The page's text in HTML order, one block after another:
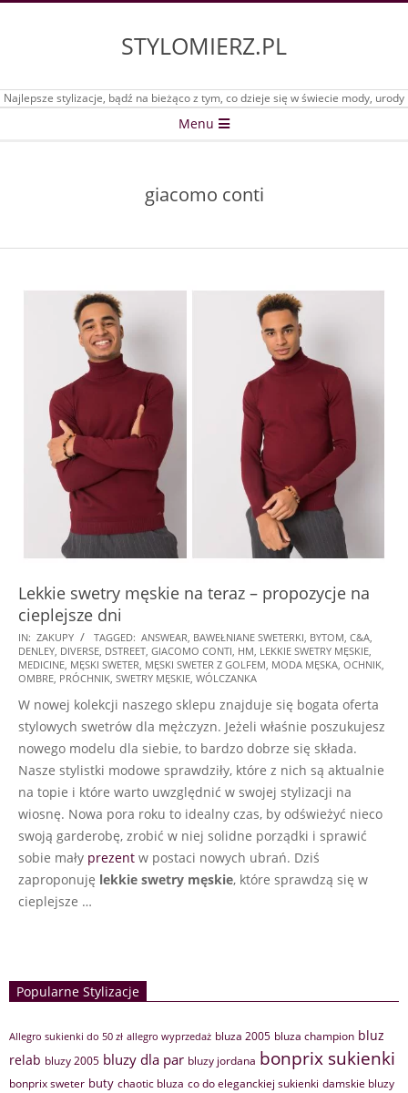
STYLOMIERZ.PL
Najlepsze stylizacje, bądź na bieżąco z tym, co dzieje się w świecie mody, urody
Menu
giacomo conti
Lekkie swetry męskie na teraz – propozycje na
cieplejsze dni
2025-
01-
15
IN: ZAKUPY TAGGED: ANSWEAR, BAWEŁNIANE SWETERKI, BYTOM, C&A,
DENLEY, DIVERSE, DSTREET, GIACOMO CONTI, HM, LEKKIE SWETRY MĘSKIE,
MEDICINE, MĘSKI SWETER, MĘSKI SWETER Z GOLFEM, MODA MĘSKA, OCHNIK,
OMBRE, PRÓCHNIK, SWETRY MĘSKIE, WÓLCZANKA
W nowej kolekcji naszego sklepu znajduje się bogata oferta
stylowych swetrów dla mężczyzn. Jeżeli właśnie poszukujesz
nowego modelu dla siebie, to bardzo dobrze się składa.
Nasze stylistki modowe sprawdziły, które z nich są aktualnie
na topie i które warto uwzględnić w swojej stylizacji na
wiosnę. Nowa pora roku to idealny czas, by odświeżyć nieco
swoją garderobę, zrobić w niej solidne porządki i sprawić
sobie mały prezent w postaci nowych ubrań. Dziś
zaproponuję lekkie swetry męskie, które sprawdzą się w
cieplejsze …
Popularne Stylizacje
Allegro sukienki do 50 zł allegro wyprzedaż bluza 2005 bluza champion bluz
relab bluzy 2005 bluzy dla par bluzy jordana bonprix sukienki
bonprix sweter buty chaotic bluza co do eleganckiej sukienki damskie bluzy